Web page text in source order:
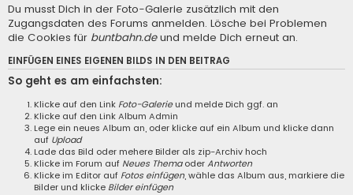
Du musst Dich in der Foto-Galerie zusätzlich mit den
Zugangsdaten des Forums anmelden. Lösche bei Problemen
die Cookies für buntbahn.deund melde Dich erneut an.
EINFÜGEN EINES EIGENEN BILDS IN DEN BEITRAG
So geht es am einfachsten:
Klicke auf den Link Foto-Galerieund melde Dich ggf. an
Klicke auf den LinkAlbum Admin
Lege ein neues Album an, oder klicke auf ein Album und klicke dann
auf Upload
Lade das Bild oder mehere Bilder als zip-Archiv hoch
Klicke im Forum auf Neues ThemaoderAntworten
Klicke im Editor auf Fotos einfügen , wähle das Album aus, markiere die
Bilder und klicke Bilder einfügen